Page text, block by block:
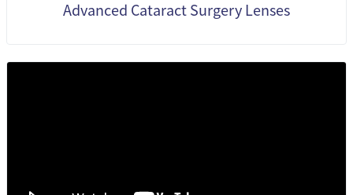
Advanced Cataract Surgery Lenses